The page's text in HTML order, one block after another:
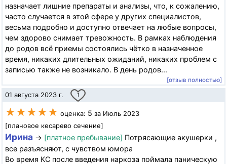
назначает лишние препараты и анализы, что, к сожалению,
часто случается в этой сфере у других специалистов,
весьма подробно и доступно отвечает на любые вопросы,
чем здорово снимает тревожность. В рамках наблюдения
до родов всё приемы состоялись чётко в назначенное
время, никаких длительных ожиданий, никаких проблем с
записью также не возникало. В день родов...
[отзыв полностью]
01 августа 2023 г. 1
★★★★★ оценка: 5 за Июль 2023
[плановое кесарево сечение]
Ирина → [платное пребывание] Потрясающие акушерки ,
все разъясняют, с чувством юмора
Во время КС после введения наркоза поймала паническую